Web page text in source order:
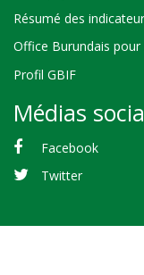
Résumé des
Office Burundais pour
Profil GBIF
Médias
Facebook
Twitter